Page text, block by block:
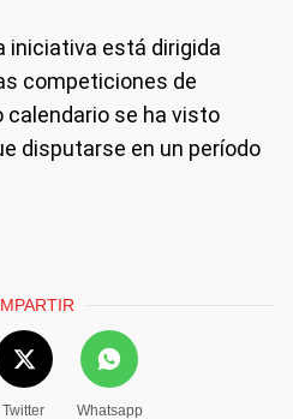
iniciativa está dirigida
competiciones de
calendario se ha visto
disputarse en un período
Twitter Whatsapp